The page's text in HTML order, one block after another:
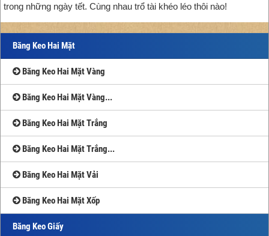
trong những ngày tết. Cùng nhau trổ tài khéo léo thôi nào!
Băng Keo Hai Mặt
Băng Keo Hai Mặt Vàng
Băng Keo Hai Mặt Vàng...
Băng Keo Hai Mặt Trắng
Băng Keo Hai Mặt Trắng...
Băng Keo Hai Mặt Vải
Băng Keo Hai Mặt Xốp
Băng Keo Giấy